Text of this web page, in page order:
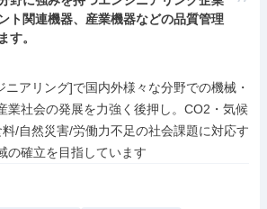
ト関連機器、産業機器などの品質管理
す。
ニアリング]で国内外様々な分野での機械・
業社会の発展を力強く後押し。CO2・気候
/自然災害/労働力不足の社会課題に対応す
の確立を目指しています